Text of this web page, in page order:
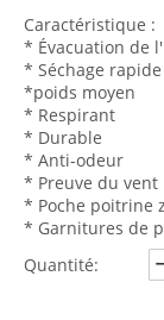
Caractéristique :
* Évacuation de
* Séchage rapide
*poids moyen
* Respirant
* Durable
* Anti-odeur
* Preuve du vent
* Poche poitrine
* Garnitures de
Quantité: